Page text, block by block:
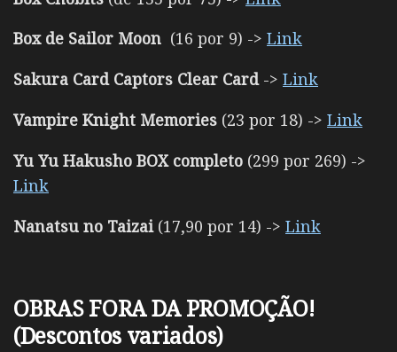
Box de Sailor Moon (16 por 9) -> Link
Sakura Card Captors Clear Card-> Link
Vampire Knight Memories (23 por 18) -> Link
Yu Yu Hakusho BOX completo (299 por 269) ->
Link
Nanatsu no Taizai(17,90 por 14) -> Link
OBRAS FORA DA PROMOÇÃO!
(Descontos variados)